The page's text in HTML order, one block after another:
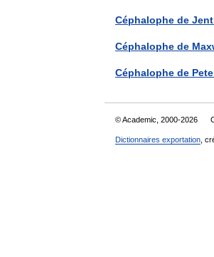
Céphalophe de
Céphalophe de
Céphalophe de
© Academic, 2000-2026
Dictionnaires exportation ,